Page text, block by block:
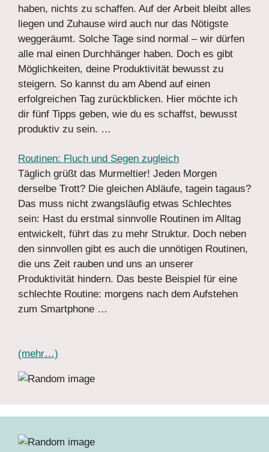
haben, nichts zu schaffen. Auf der Arbeit bleibt alles
liegen und Zuhause wird auch nur das Nötigste
weggeräumt. Solche Tage sind normal – wir dürfen
alle mal einen Durchhänger haben. Doch es gibt
Möglichkeiten, deine Produktivität bewusst zu
steigern. So kannst du am Abend auf einen
erfolgreichen Tag zurückblicken. Hier möchte ich
dir fünf Tipps geben, wie du es schaffst, bewusst
produktiv zu sein. …
Routinen: Fluch und Segen zugleich
Täglich grüßt das Murmeltier! Jeden Morgen
derselbe Trott? Die gleichen Abläufe, tagein tagaus?
Das muss nicht zwangsläufig etwas Schlechtes
sein: Hast du erstmal sinnvolle Routinen im Alltag
entwickelt, führt das zu mehr Struktur. Doch neben
den sinnvollen gibt es auch die unnötigen Routinen,
die uns Zeit rauben und uns an unserer
Produktivität hindern. Das beste Beispiel für eine
schlechte Routine: morgens nach dem Aufstehen
zum Smartphone …
(mehr…)